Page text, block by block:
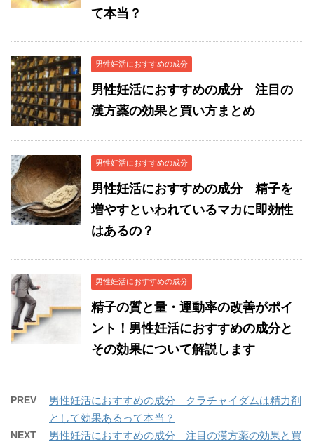
て本当？
男性妊活におすすめの成分
男性妊活におすすめの成分 注目の
漢方薬の効果と買い方まとめ
男性妊活におすすめの成分
男性妊活におすすめの成分 精子を
増やすといわれているマカに即効性
はあるの？
男性妊活におすすめの成分
精子の質と量・運動率の改善がポイ
ント！男性妊活におすすめの成分と
その効果について解説します
PREV
男性妊活におすすめの成分 クラチャイダムは精力剤
として効果あるって本当？
NEXT
男性妊活におすすめの成分 注目の漢方薬の効果と買